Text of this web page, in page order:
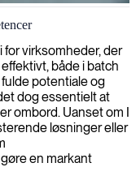
virksomheder, der
både i batch
potentiale og
dog essentielt at
ombord. Uanset om I
løsninger eller
en markant